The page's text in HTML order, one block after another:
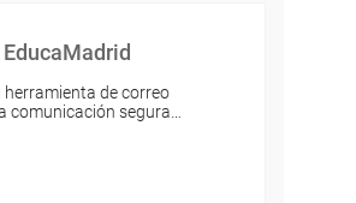
herramienta de correo
comunicación segura…